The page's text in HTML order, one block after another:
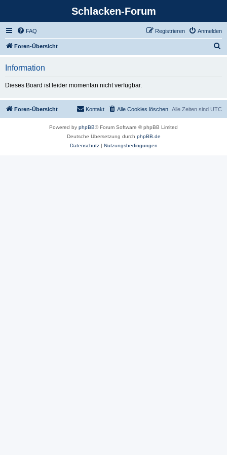
Schlacken-Forum
FAQ Anmelden
Registrieren
Foren-Übersicht
Information
Dieses Board ist leider momentan nicht verfügbar.
Foren-Übersicht Alle Zeiten sind UTC
Alle Cookies löschen
Kontakt
Powered by phpBB® Forum Software © phpBB Limited
Deutsche Übersetzung durch phpBB.de
Datenschutz| Nutzungsbedingungen